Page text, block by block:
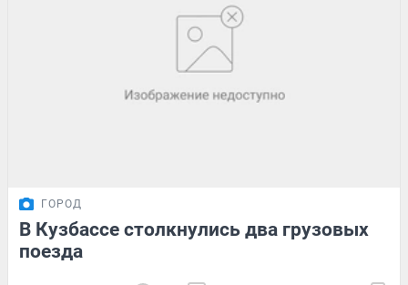
ГОРОД
В Кузбассе столкнулись два грузовых
поезда